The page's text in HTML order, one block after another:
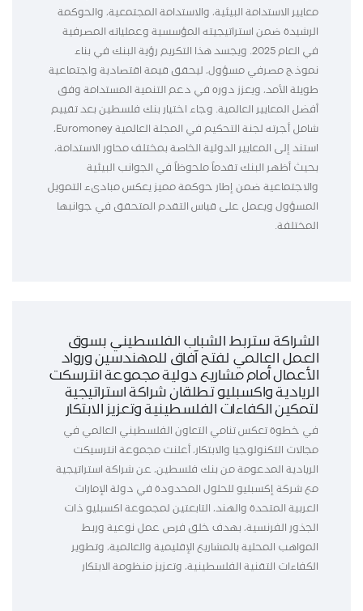
معايير الاستدامة البيئية، والاستدامة المجتمعية، والحوكمة
الرشيدة ضمن استراتيجيته المؤسسية وعملياته المصرفية
في العام 2025. ويجسد هذا التكريم رؤية البنك في بناء
نموذج مصرفي مسؤول، ليحقق قيمة اقتصادية واجتماعية
طويلة الأمد، ويعزز دوره في دعم التنمية المستدامة وفق
أفضل المعايير العالمية. وجاء اختيار بنك فلسطين بعد تقييم
شامل أجرته لجنة التحكيم في المجلة العالمية Euromoney،
استند إلى المعايير الدولية الخاصة بمختلف محاور الاستدامة،
بحيث أظهر البنك تقدماً ملحوظاً في الجوانب البيئية
والاجتماعية ضمن إطار حوكمة مميز يعكس مبادىء التمويل
المسؤول ويعمل على قياس التقدم المتحقق في جوانبها
المختلفة.
الشراكة ستربط الشباب الفلسطيني بسوق
العمل العالمي لفتح آفاق للمهندسين ورواد
الأعمال أمام مشاريع دولية مجموعة انترسكت
الريادية واكسبليو تطلقان شراكة استراتيجية
لتمكين الكفاءات الفلسطينية وتعزيز الابتكار
في خطوة تعكس تنامي التعاون الفلسطيني العالمي في
مجالات التكنولوجيا والابتكار، أعلنت مجموعة انترسيكت
الريادية المدعومة من بنك فلسطين، عن شراكة استراتيجية
مع شركة إكسبليو للحلول المحدودة في دولة الإمارات
العربية المتحدة والهند، التابعتين لمجموعة اكسبليو ذات
الجذور الفرنسية، بهدف خلق فرص عمل نوعية وربط
المواهب المحلية بالمشاريع الإقليمية والعالمية، وتطوير
الكفاءات التقنية الفلسطينية، وتعزيز منظومة الابتكار